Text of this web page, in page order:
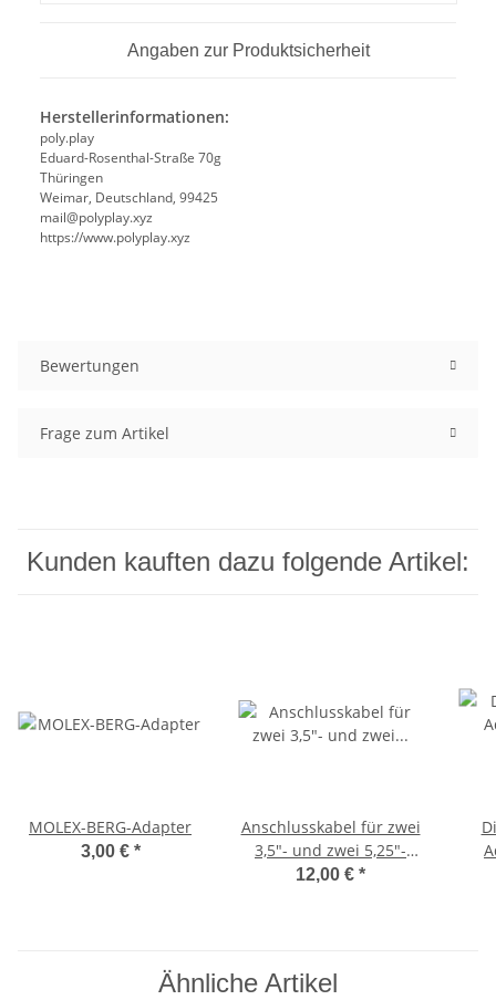
Angaben zur Produktsicherheit
Herstellerinformationen:
poly.play
Eduard-Rosenthal-Straße 70g
Thüringen
Weimar, Deutschland, 99425
mail@polyplay.xyz
https://www.polyplay.xyz
Bewertungen
Frage zum Artikel
Kunden kauften dazu folgende Artikel:
MOLEX-BERG-Adapter
3,00 € *
Anschlusskabel für zwei
3,5"- und zwei 5,25"-
Diskettenlaufwerke
12,00 € *
Ähnliche Artikel